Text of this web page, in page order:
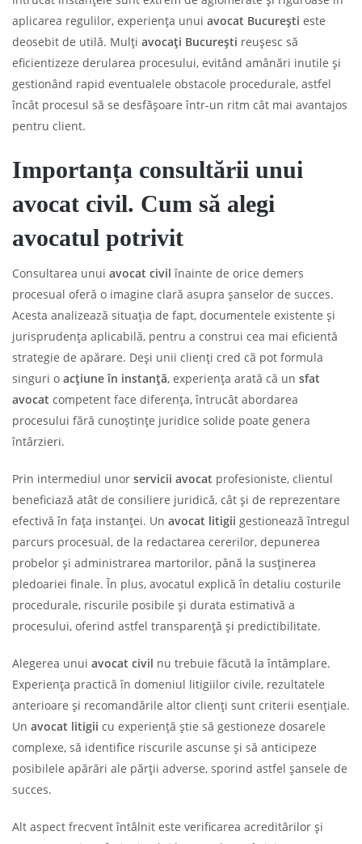
aplicarea regulilor, experiența unui avocat București este
deosebit de utilă. Mulți avocați București reușesc să
eficientizeze derularea procesului, evitând amânări inutile și
gestionând rapid eventualele obstacole procedurale, astfel
încât procesul să se desfășoare într-un ritm cât mai avantajos
pentru client.
Importanța consultării unui
avocat civil. Cum să alegi
avocatul potrivit
Consultarea unui avocat civil înainte de orice demers
procesual oferă o imagine clară asupra șanselor de succes.
Acesta analizează situația de fapt, documentele existente și
jurisprudența aplicabilă, pentru a construi cea mai eficientă
strategie de apărare. Deși unii clienți cred că pot formula
singuri o acțiune în instanță, experiența arată că un sfat
avocat competent face diferența, întrucât abordarea
procesului fără cunoștințe juridice solide poate genera
întârzieri.
Prin intermediul unor servicii avocat profesioniste, clientul
beneficiază atât de consiliere juridică, cât și de reprezentare
efectivă în fața instanței. Un avocat litigii gestionează întregul
parcurs procesual, de la redactarea cererilor, depunerea
probelor și administrarea martorilor, până la susținerea
pledoariei finale. În plus, avocatul explică în detaliu costurile
procedurale, riscurile posibile și durata estimativă a
procesului, oferind astfel transparență și predictibilitate.
Alegerea unui avocat civil nu trebuie făcută la întâmplare.
Experiența practică în domeniul litigiilor civile, rezultatele
anterioare și recomandările altor clienți sunt criterii esențiale.
Un avocat litigii cu experiență știe să gestioneze dosarele
complexe, să identifice riscurile ascunse și să anticipeze
posibilele apărări ale părții adverse, sporind astfel șansele de
succes.
Alt aspect frecvent întâlnit este verificarea acreditărilor și